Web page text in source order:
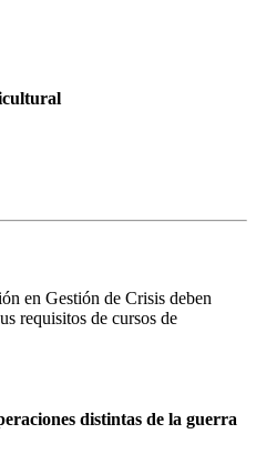
en Gestión de Crisis deben
requisitos de cursos de
distintas de la guerra